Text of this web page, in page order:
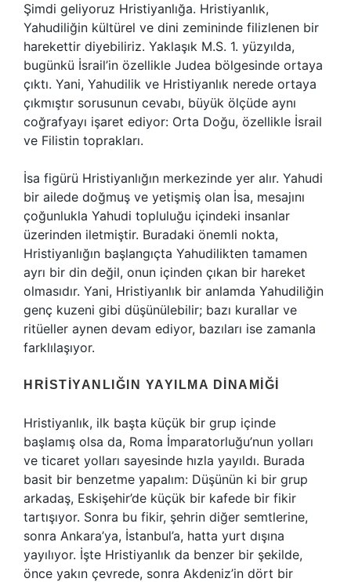
Şimdi geliyoruz Hristiyanlığa. Hristiyanlık,
Yahudiliğin kültürel ve dini zemininde filizlenen bir
harekettir diyebiliriz. Yaklaşık M.S. 1. yüzyılda,
bugünkü İsrail’in özellikle Judea bölgesinde ortaya
çıktı. Yani, Yahudilik ve Hristiyanlık nerede ortaya
çıkmıştır sorusunun cevabı, büyük ölçüde aynı
coğrafyayı işaret ediyor: Orta Doğu, özellikle İsrail
ve Filistin toprakları.
İsa figürü Hristiyanlığın merkezinde yer alır. Yahudi
bir ailede doğmuş ve yetişmiş olan İsa, mesajını
çoğunlukla Yahudi topluluğu içindeki insanlar
üzerinden iletmiştir. Buradaki önemli nokta,
Hristiyanlığın başlangıçta Yahudilikten tamamen
ayrı bir din değil, onun içinden çıkan bir hareket
olmasıdır. Yani, Hristiyanlık bir anlamda Yahudiliğin
genç kuzeni gibi düşünülebilir; bazı kurallar ve
ritüeller aynen devam ediyor, bazıları ise zamanla
farklılaşıyor.
HRISTIYANLIĞIN YAYILMA DINAMIĞI
Hristiyanlık, ilk başta küçük bir grup içinde
başlamış olsa da, Roma İmparatorluğu’nun yolları
ve ticaret yolları sayesinde hızla yayıldı. Burada
basit bir benzetme yapalım: Düşünün ki bir grup
arkadaş, Eskişehir’de küçük bir kafede bir fikir
tartışıyor. Sonra bu fikir, şehrin diğer semtlerine,
sonra Ankara’ya, İstanbul’a, hatta yurt dışına
yayılıyor. İşte Hristiyanlık da benzer bir şekilde,
önce yakın çevrede, sonra Akdeniz’in dört bir